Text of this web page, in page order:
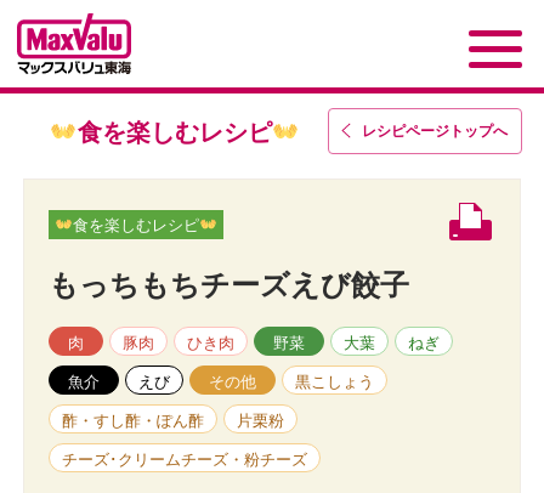
レシピページトップへ
食を楽しむレシピ
食を楽しむレシピ
もっちもちチーズえび餃子
肉 豚肉 ひき肉 野菜 大葉 ねぎ
魚介 えび その他 黒こしょう
酢・すし酢・ぽん酢 片栗粉
チーズ･クリームチーズ・粉チーズ